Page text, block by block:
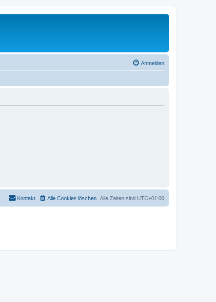
Anmelden
Alle Zeiten sind UTC+01:00
Alle Cookies löschen
Kontakt